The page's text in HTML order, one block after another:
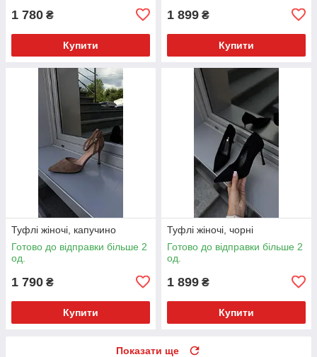
1 780 ₴
Купити
1 899 ₴
Купити
Туфлі жіночі, капучино
Готово до відправки більше 2
од.
1 790 ₴
Купити
Туфлі жіночі, чорні
Готово до відправки більше 2
од.
1 899 ₴
Купити
Показати ще